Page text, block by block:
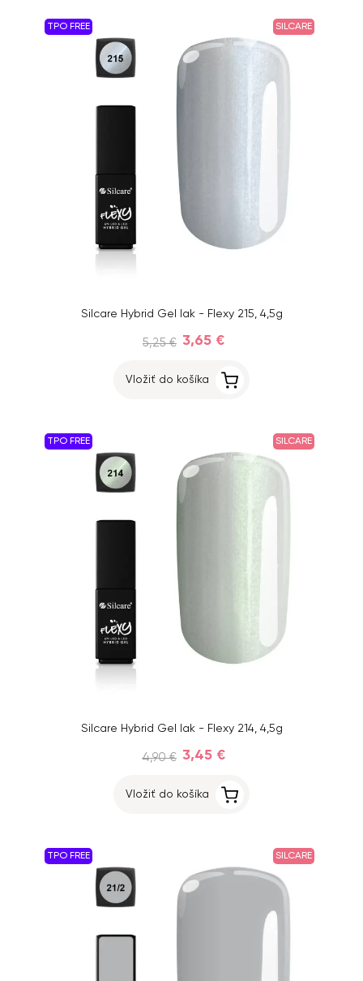
TPO FREE SILCARE
Silcare Hybrid Gel lak - Flexy 215, 4,5g
5,25 € 3,65 €
Vložiť do košíka
TPO FREE SILCARE
Silcare Hybrid Gel lak - Flexy 214, 4,5g
4,90 € 3,45 €
Vložiť do košíka
TPO FREE SILCARE